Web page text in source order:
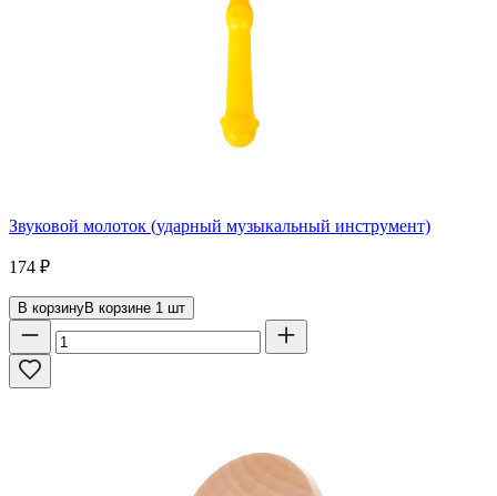
Звуковой молоток (ударный музыкальный инструмент)
174 ₽
В корзинуВ корзине 1 шт